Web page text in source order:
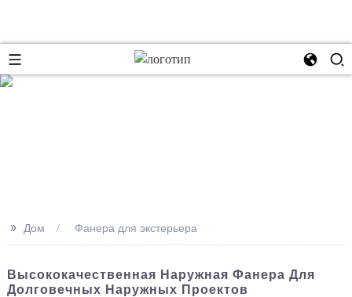
>> Дом Фанера для экстерьера
Высококачественная Наружная Фанера Для
Долговечных Наружных Проектов